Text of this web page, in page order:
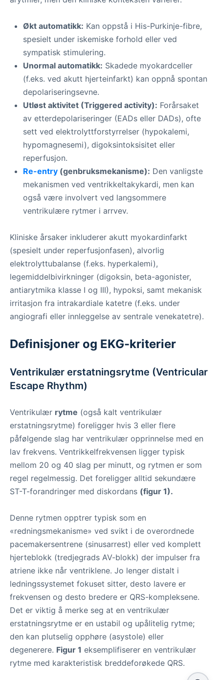
Økt automatikk: Kan oppstå i His-Purkinje-fibre,
spesielt under iskemiske forhold eller ved
sympatisk stimulering.
Unormal automatikk: Skadede myokardceller
(f.eks. ved akutt hjerteinfarkt) kan oppnå spontan
depolariseringsevne.
Utløst aktivitet (Triggered activity): Forårsaket
av etterdepolariseringer (EADs eller DADs), ofte
sett ved elektrolyttforstyrrelser (hypokalemi,
hypomagnesemi), digoksintoksisitet eller
reperfusjon.
Re-entry (genbruksmekanisme): Den vanligste
mekanismen ved ventrikkeltakykardi, men kan
også være involvert ved langsommere
ventrikulære rytmer i arrvev.
Kliniske årsaker inkluderer akutt myokardinfarkt
(spesielt under reperfusjonfasen), alvorlig
elektrolyttubalanse (f.eks. hyperkalemi),
legemiddelbivirkninger (digoksin, beta-agonister,
antiarytmika klasse I og III), hypoksi, samt mekanisk
irritasjon fra intrakardiale katetre (f.eks. under
angiografi eller innleggelse av sentrale venekatetre).
Definisjoner og EKG-kriterier
Ventrikulær erstatningsrytme (Ventricular
Escape Rhythm)
Ventrikulær rytme (også kalt ventrikulær
erstatningsrytme) foreligger hvis 3 eller flere
påfølgende slag har ventrikulær opprinnelse med en
lav frekvens. Ventrikkelfrekvensen ligger typisk
mellom 20 og 40 slag per minutt, og rytmen er som
regel regelmessig. Det foreligger alltid sekundære
ST-T-forandringer med diskordans (figur 1).
Denne rytmen opptrer typisk som en
«redningsmekanisme» ved svikt i de overordnede
pacemakersentrene (sinusarrest) eller ved komplett
hjerteblokk (tredjegrads AV-blokk) der impulser fra
atriene ikke når ventriklene. Jo lenger distalt i
ledningssystemet fokuset sitter, desto lavere er
frekvensen og desto bredere er QRS-kompleksene.
Det er viktig å merke seg at en ventrikulær
erstatningsrytme er en ustabil og upålitelig rytme;
den kan plutselig opphøre (asystole) eller
degenerere. Figur 1 eksemplifiserer en ventrikulær
rytme med karakteristisk breddeforøkede QRS.